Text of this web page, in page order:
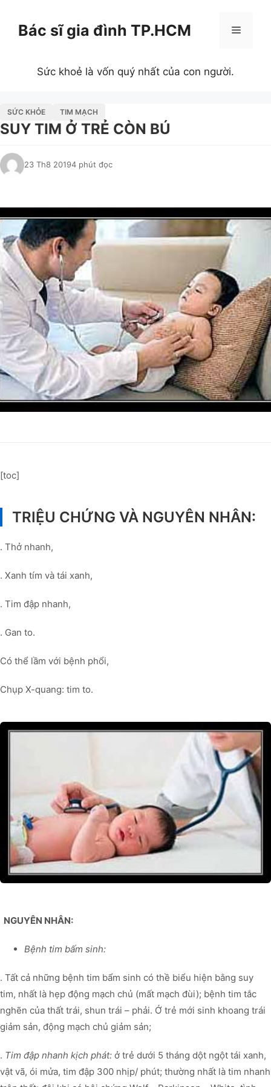
Bác sĩ gia đình TP.HCM Menu
Sức khoẻ là vốn quý nhất của con người.
SỨC KHỎE TIM MẠCH
SUY TIM Ở TRẺ CÒN BÚ
23 Th8 20194 phút đọc
[toc]
TRIỆU CHỨNG VÀ NGUYÊN NHÂN:
. Thở nhanh,
. Xanh tím và tái xanh,
. Tim đập nhanh,
. Gan to.
Có thể lầm với bệnh phổi,
Chụp X-quang: tim to.
NGUYÊN NHÂN:
Bệnh tim bấm sinh:
. Tất cả những bệnh tim bẩm sinh có thề biểu hiện bằng suy
tim, nhất là hẹp động mạch chủ (mất mạch đùi); bệnh tim tắc
nghẽn của thất trái, shun trái – phải. Ớ trẻ mới sinh khoang trái
giảm sản, động mạch chủ giảm sản;
. Tim đập nhanh kịch phát: ở trẻ dưới 5 tháng dột ngột tái xanh,
vật vã, ói mửa, tim đập 300 nhịp/ phút; thường nhất là tim nhanh